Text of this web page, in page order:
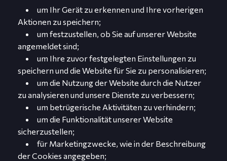
um Ihr Gerät zu erkennen und Ihre vorherigen
Aktionen zu speichern;
um festzustellen, ob Sie auf unserer Website
angemeldet sind;
um Ihre zuvor festgelegten Einstellungen zu
speichern und die Website für Sie zu personalisieren;
um die Nutzung der Website durch die Nutzer
zu analysieren und unsere Dienste zu verbessern;
um betrügerische Aktivitäten zu verhindern;
um die Funktionalität unserer Website
sicherzustellen;
für Marketingzwecke, wie in der Beschreibung
der Cookies angegeben;